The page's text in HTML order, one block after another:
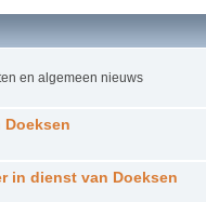
en algemeen nieuws
in dienst van Doeksen